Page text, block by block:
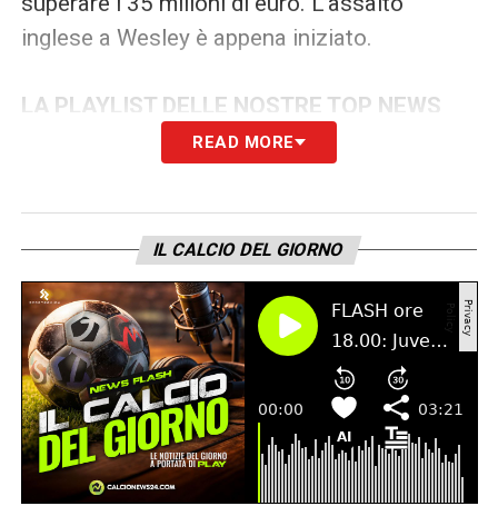
inglese a Wesley è appena iniziato.
LA PLAYLIST DELLE NOSTRE TOP NEWS
READ MORE
IL CALCIO DEL GIORNO